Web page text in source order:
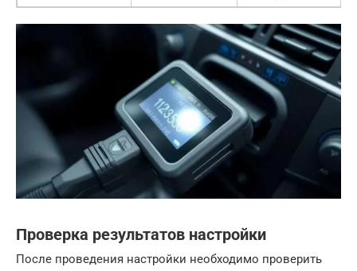
Проверка результатов настройки
После проведения настройки необходимо проверить